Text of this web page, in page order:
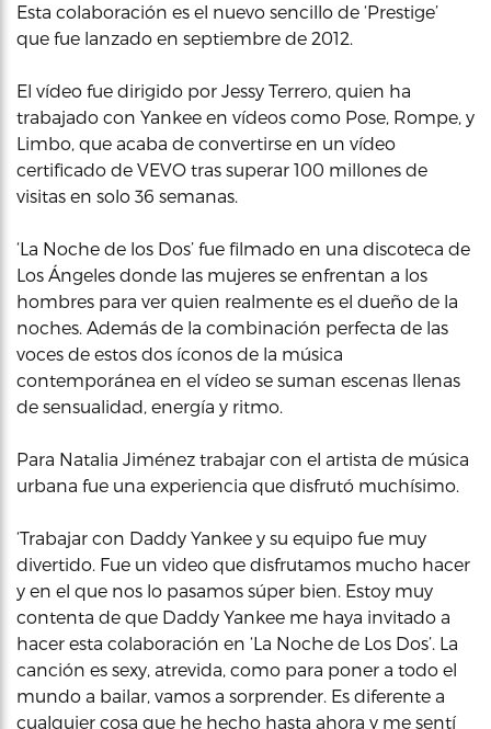
Esta colaboración es el nuevo sencillo de ‘Prestige’
que fue lanzado en septiembre de 2012.
El vídeo fue dirigido por Jessy Terrero, quien ha
trabajado con Yankee en vídeos como Pose, Rompe, y
Limbo, que acaba de convertirse en un vídeo
certificado de VEVO tras superar 100 millones de
visitas en solo 36 semanas.
‘La Noche de los Dos’ fue filmado en una discoteca de
Los Ángeles donde las mujeres se enfrentan a los
hombres para ver quien realmente es el dueño de la
noches. Además de la combinación perfecta de las
voces de estos dos íconos de la música
contemporánea en el vídeo se suman escenas llenas
de sensualidad, energía y ritmo.
Para Natalia Jiménez trabajar con el artista de música
urbana fue una experiencia que disfrutó muchísimo.
‘Trabajar con Daddy Yankee y su equipo fue muy
divertido. Fue un video que disfrutamos mucho hacer
y en el que nos lo pasamos súper bien. Estoy muy
contenta de que Daddy Yankee me haya invitado a
hacer esta colaboración en ‘La Noche de Los Dos’. La
canción es sexy, atrevida, como para poner a todo el
mundo a bailar, vamos a sorprender. Es diferente a
cualquier cosa que he hecho hasta ahora y me sentí